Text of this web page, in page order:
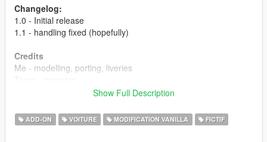
Changelog:
1.0 - Initial release
1.1 - handling fixed (hopefully)
Credits
Me - modelling, porting, liveries
- custom sounds
Fir, Sirocc, me - photos
Show Full Description
ADD-ON VOITURE MODIFICATION VANILLA FICTIF